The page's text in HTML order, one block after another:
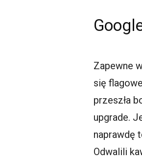
Zapewne
się
przeszła
upgrade.
naprawdę
Odwalili